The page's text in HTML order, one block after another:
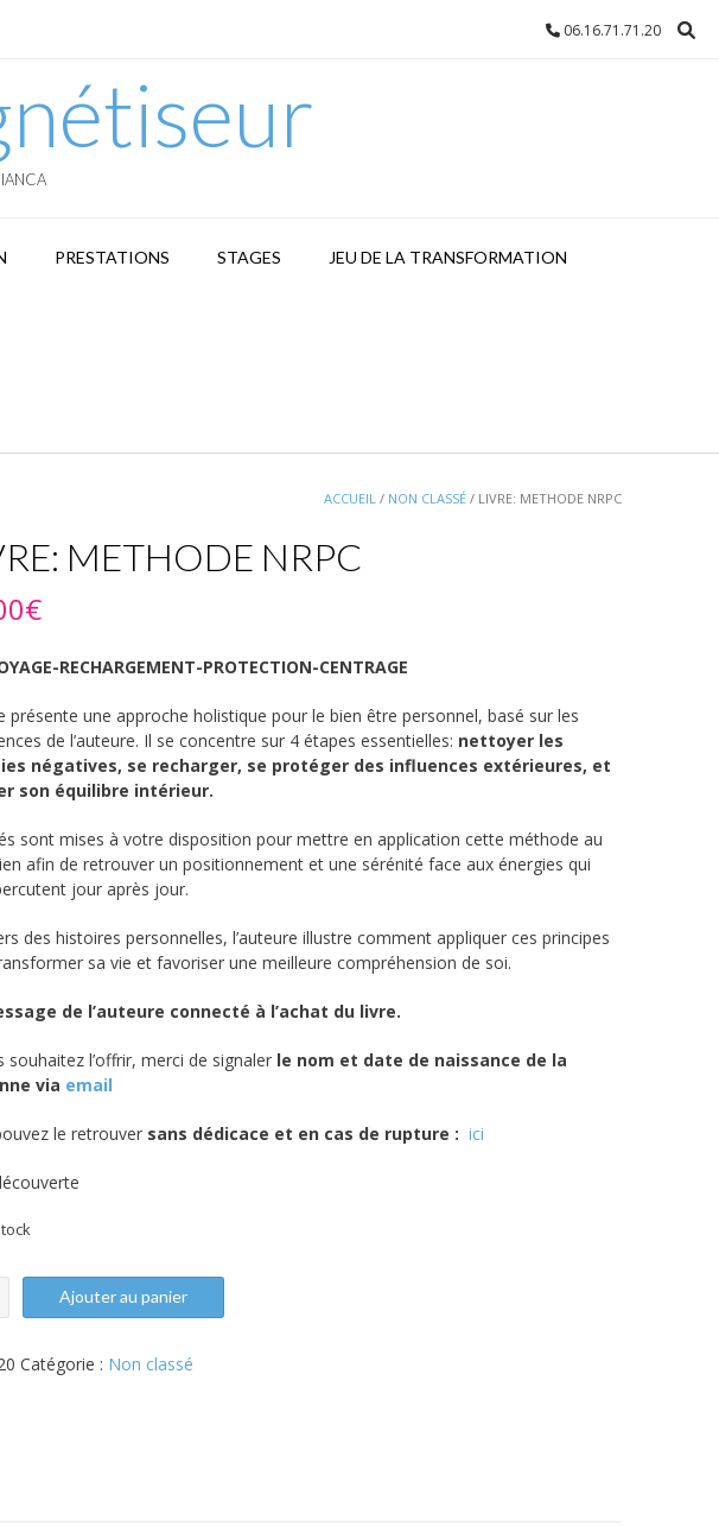
06.16.71.71.20
PRESTATIONS STAGES JEU DE LA TRANSFORMATION
ACCUEIL / NON CLASSÉ / LIVRE: METHODE NRPC
METHODE NRPC
€
RECHARGEMENT-PROTECTION-CENTRAGE
présente une approche holistique pour le bien être personnel, basé sur les
de l’auteure. Il se concentre sur 4 étapes essentielles: nettoyer les
négatives, se recharger, se protéger des influences extérieures, et
son équilibre intérieur.
sont mises à votre disposition pour mettre en application cette méthode au
afin de retrouver un positionnement et une sérénité face aux énergies qui
jour après jour.
des histoires personnelles, l’auteure illustre comment appliquer ces principes
sa vie et favoriser une meilleure compréhension de soi.
de l’auteure connecté à l’achat du livre.
souhaitez l’offrir, merci de signaler le nom et date de naissance de la
via email
le retrouver sans dédicace et en cas de rupture : ici
Ajouter au panier
Catégorie : Non classé